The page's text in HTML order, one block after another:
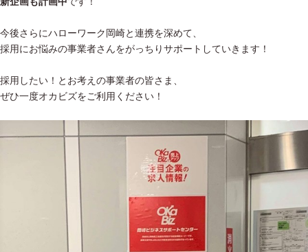
今後さらにハローワーク岡崎と連携を深めて、
採用にお悩みの事業者さんをがっちりサポートしていきます！
採用したい！とお考えの事業者の皆さま、
ぜひ一度オカビズをご利用ください！